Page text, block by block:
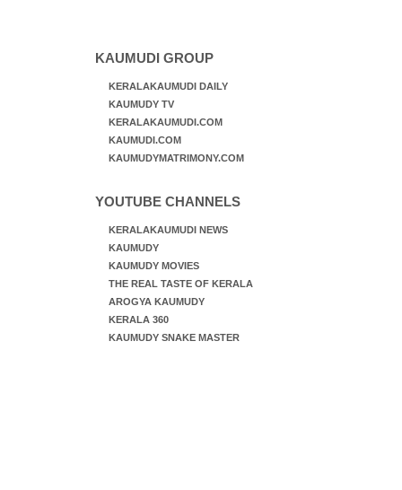
KAUMUDI GROUP
KERALAKAUMUDI DAILY
KAUMUDY TV
KERALAKAUMUDI.COM
KAUMUDI.COM
KAUMUDYMATRIMONY.COM
YOUTUBE CHANNELS
KERALAKAUMUDI NEWS
KAUMUDY
KAUMUDY MOVIES
THE REAL TASTE OF KERALA
AROGYA KAUMUDY
KERALA 360
KAUMUDY SNAKE MASTER